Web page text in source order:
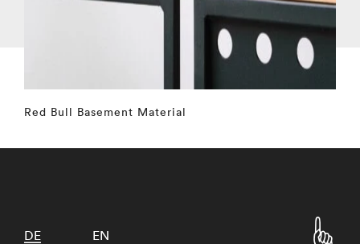
Red Bull Basement Material
DE EN